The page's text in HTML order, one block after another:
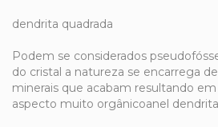
dendrita quadrada
Podem se considerados
do cristal a natureza se encarrega
minerais que acabam resultando
aspecto muito orgânicoanel dendrita